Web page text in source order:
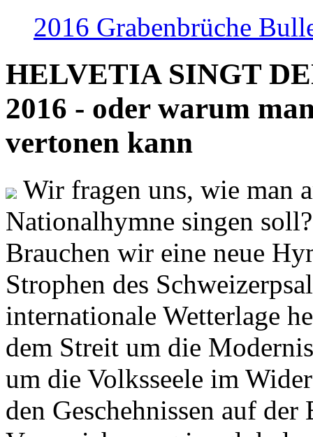
2016 Grabenbrüche
HELVETIA SINGT
2016 - oder warum
vertonen kann
Wir fragen uns, wie man
Nationalhymne singen
Brauchen wir eine neue
Strophen des
internationale Wetterlage
dem Streit um die
um die Volksseele im
den Geschehnissen auf